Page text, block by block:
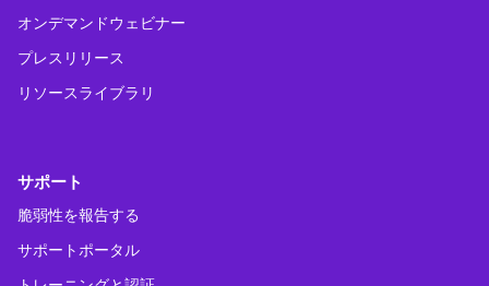
オンデマンドウェビナー
プレスリリース
リソースライブラリ
サポート
脆弱性を報告する
サポートポータル